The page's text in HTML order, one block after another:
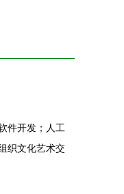
件开发；人工
织文化艺术交